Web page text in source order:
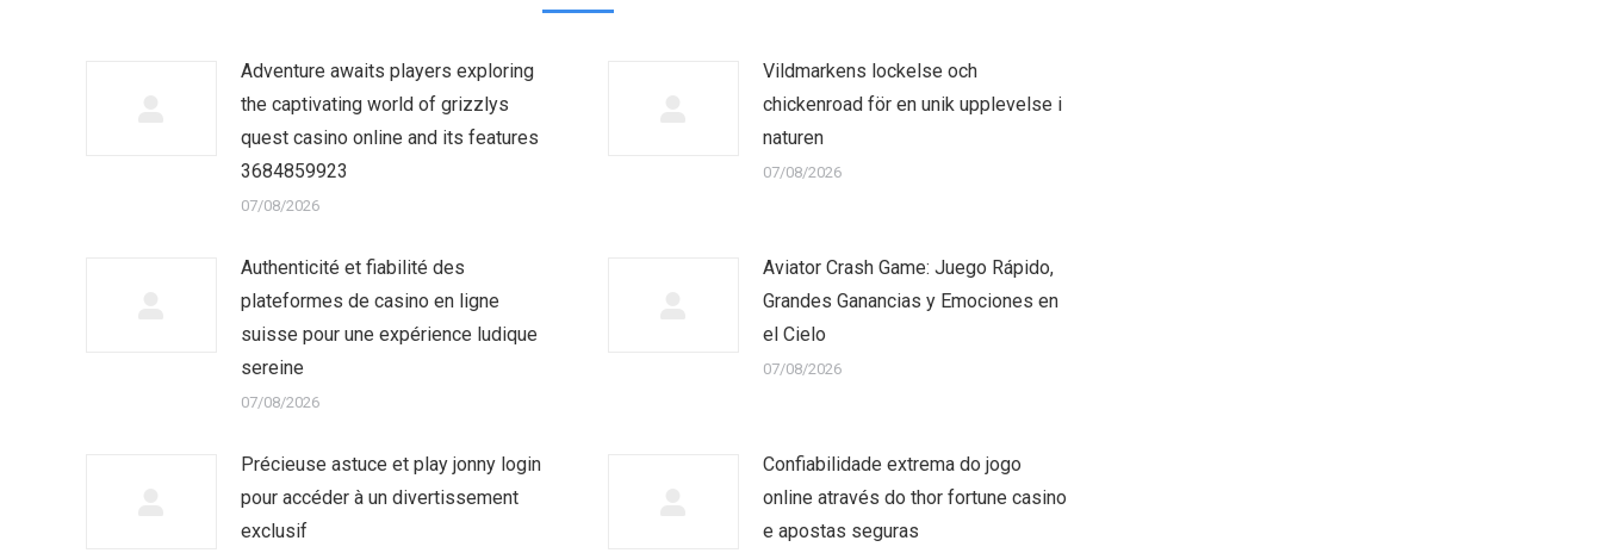
Adventure awaits players exploring
the captivating world of grizzlys
quest casino online and its features
3684859923
07/08/2026
Vildmarkens lockelse och
chickenroad för en unik upplevelse i
naturen
07/08/2026
Authenticité et fiabilité des
plateformes de casino en ligne
suisse pour une expérience ludique
sereine
07/08/2026
Aviator Crash Game: Juego Rápido,
Grandes Ganancias y Emociones en
el Cielo
07/08/2026
Précieuse astuce et play jonny login
pour accéder à un divertissement
exclusif
Confiabilidade extrema do jogo
online através do thor fortune casino
e apostas seguras